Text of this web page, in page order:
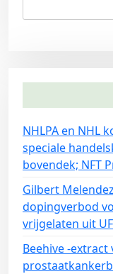
NHLPA en NHL
speciale
bovendek; NFT
Gilbert
dopingverbod
vrijgelaten uit
Beehive -